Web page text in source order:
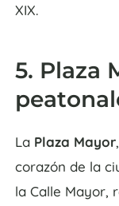
XIX.
5. Plaza
La Plaza Mayor
corazón de la
la Calle Mayor,